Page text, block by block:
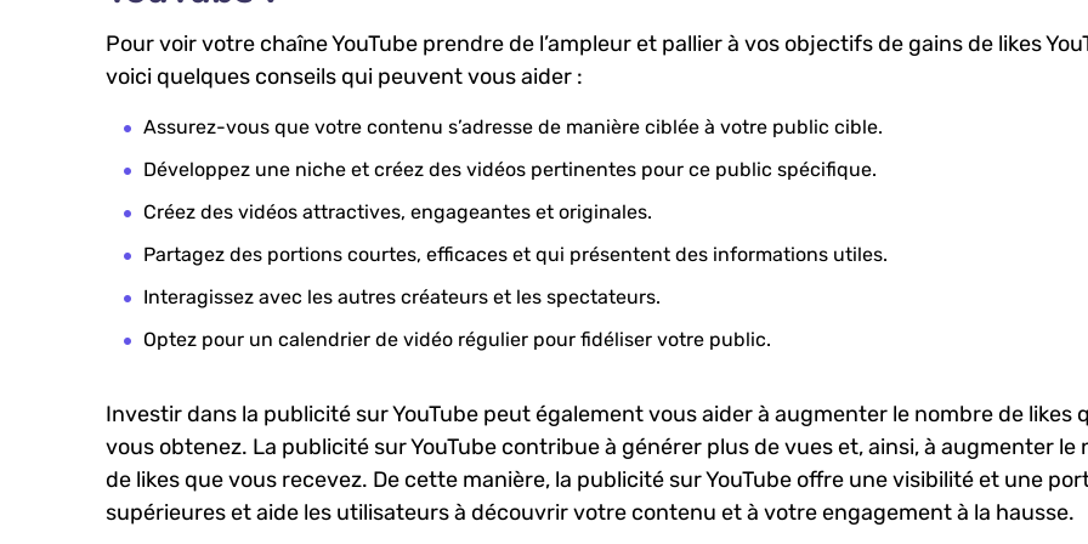
Pour voir votre chaîne YouTube prendre de l’ampleur et pallier ‌à vos objectifs ⁤de gains de likes
voici quelques conseils qui peuvent vous aider :
Assurez-vous‍ que votre contenu s’adresse de manière ciblée à votre public cible.
Développez une niche⁣ et créez⁢ des⁢ vidéos pertinentes pour ce public spécifique.
Créez des vidéos attractives, engageantes et originales.
Partagez des⁢ portions ‌courtes, ‌efficaces et qui présentent des⁣ informations utiles.
Interagissez⁣ avec les autres ⁣créateurs et ⁣les spectateurs.
Optez pour un calendrier⁣ de vidéo régulier pour fidéliser ⁣votre public.
Investir dans la publicité ⁤sur YouTube peut également vous aider ⁢à augmenter le nombre⁢ de likes
vous obtenez. La ⁢publicité sur⁣ YouTube contribue à générer ​plus⁣ de vues et, ainsi, à ⁣augmenter le
de ⁤likes que vous recevez. De ​cette​ manière,​ la publicité sur YouTube offre une visibilité​ et une
supérieures et aide les utilisateurs à découvrir votre contenu ⁤et à⁣ votre engagement⁤ à la‍ hausse.